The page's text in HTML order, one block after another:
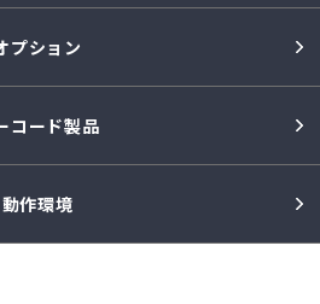
プション
コード製品
動作環境